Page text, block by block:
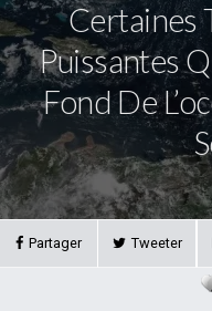
Certaines
Puissantes
Fond De
Partager Tweeter